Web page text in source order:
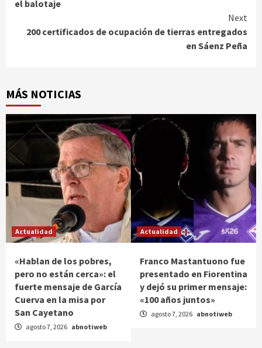
el balotaje
Next
200 certificados de ocupación de tierras entregados
en Sáenz Peña
MÁS NOTICIAS
Actualidad
«Hablan de los pobres,
pero no están cerca»: el
fuerte mensaje de García
Cuerva en la misa por
San Cayetano
agosto 7, 2026 abnotiweb
Actualidad
Franco Mastantuono fue
presentado en Fiorentina
y dejó su primer mensaje:
«100 años juntos»
agosto 7, 2026 abnotiweb